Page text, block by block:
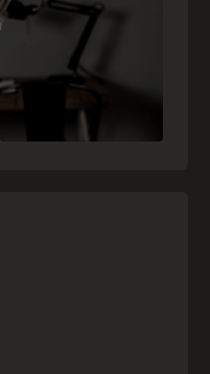
episódios de
urgências